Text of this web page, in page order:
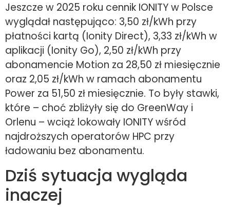
Jeszcze w 2025 roku cennik IONITY w Polsce
wyglądał następująco: 3,50 zł/kWh przy
płatności kartą (Ionity Direct), 3,33 zł/kWh w
aplikacji (Ionity Go), 2,50 zł/kWh przy
abonamencie Motion za 28,50 zł miesięcznie
oraz 2,05 zł/kWh w ramach abonamentu
Power za 51,50 zł miesięcznie. To były stawki,
które – choć zbliżyły się do GreenWay i
Orlenu – wciąż lokowały IONITY wśród
najdroższych operatorów HPC przy
ładowaniu bez abonamentu.
Dziś sytuacja wygląda
inaczej